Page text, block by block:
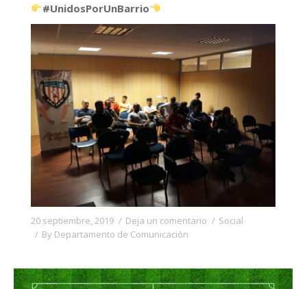
#UnidosPorUnBarrio
20 septiembre, 2019 Deja un comentario
Social
By Departamento de Comunicación